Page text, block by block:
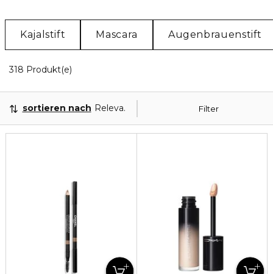
Kajalstift Mascara Augenbrauenstift
318 Produkt(e)
Filter
sortieren nach Relevanz